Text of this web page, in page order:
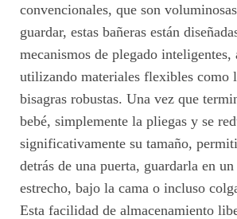
convencionales, que son
guardar, estas bañeras están
mecanismos de plegado inteligentes,
utilizando materiales flexibles como
bisagras robustas. Una vez que
bebé, simplemente la pliegas y se
significativamente su tamaño,
detrás de una puerta, guardarla en
estrecho, bajo la cama o incluso
Esta facilidad de almacenamiento